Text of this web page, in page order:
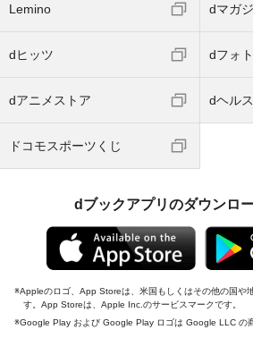
Lemino dマガ
dヒッツ dフォト
dアニメストア dヘル
ドコモスポーツくじ
dブックアプリのダウンロ
Appleのロゴ、App Storeは、米国もしくはその他の国や
す。App Storeは、Apple Inc.のサービスマークです。
Google Play および Google Play ロゴは Google LLC の